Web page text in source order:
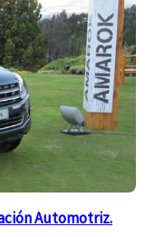
Automotriz.